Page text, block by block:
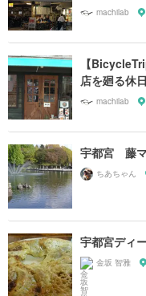
machilab
【
店を廻る休
machilab
宇都宮 藤
ちあちゃん
宇都宮ディ
金坂 智雅